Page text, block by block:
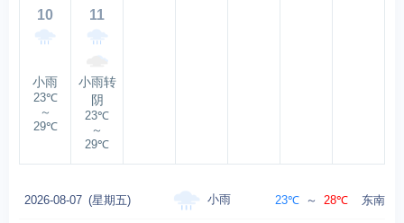
10
小雨
23℃
～
29℃
11
小雨转
阴
23℃
～
29℃
2026-08-07 (星期五) 小雨 23℃ ～ 28℃ 东南风